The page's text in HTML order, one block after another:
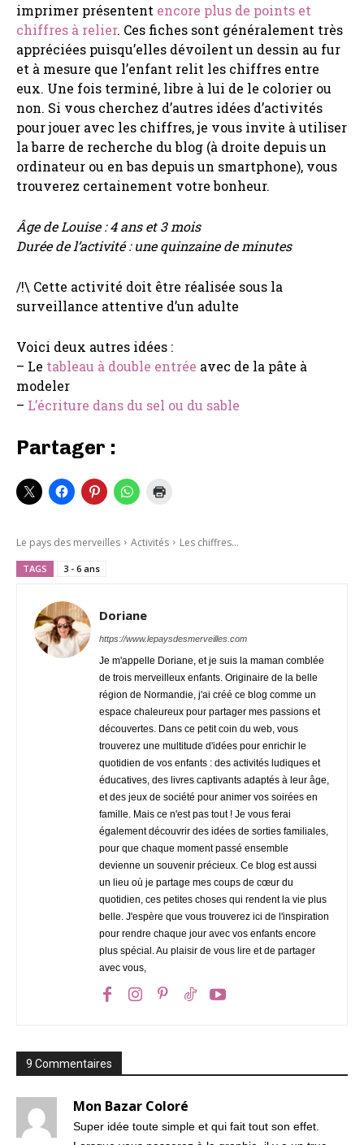
imprimer présentent encore plus de points et
chiffres à relier. Ces fiches sont généralement très
appréciées puisqu’elles dévoilent un dessin au fur
et à mesure que l’enfant relit les chiffres entre
eux. Une fois terminé, libre à lui de le colorier ou
non. Si vous cherchez d’autres idées d’activités
pour jouer avec les chiffres, je vous invite à utiliser
la barre de recherche du blog (à droite depuis un
ordinateur ou en bas depuis un smartphone), vous
trouverez certainement votre bonheur.
Âge de Louise : 4 ans et 3 mois
Durée de l’activité : une quinzaine de minutes
/!\ Cette activité doit être réalisée sous la
surveillance attentive d’un adulte
Voici deux autres idées :
– Le tableau à double entrée avec de la pâte à
modeler
– L’écriture dans du sel ou du sable
Partager :
Le pays des merveilles Activités Les chiffres...
TAGS 3 - 6 ans
Doriane
https://www.lepaysdesmerveilles.com
Je m'appelle Doriane, et je suis la maman comblée
de trois merveilleux enfants. Originaire de la belle
région de Normandie, j'ai créé ce blog comme un
espace chaleureux pour partager mes passions et
découvertes. Dans ce petit coin du web, vous
trouverez une multitude d'idées pour enrichir le
quotidien de vos enfants : des activités ludiques et
éducatives, des livres captivants adaptés à leur âge,
et des jeux de société pour animer vos soirées en
famille. Mais ce n'est pas tout ! Je vous ferai
également découvrir des idées de sorties familiales,
pour que chaque moment passé ensemble
devienne un souvenir précieux. Ce blog est aussi
un lieu où je partage mes coups de cœur du
quotidien, ces petites choses qui rendent la vie plus
belle. J'espère que vous trouverez ici de l'inspiration
pour rendre chaque jour avec vos enfants encore
plus spécial. Au plaisir de vous lire et de partager
avec vous,
9 Commentaires
Mon Bazar Coloré
Super idée toute simple et qui fait tout son effet.